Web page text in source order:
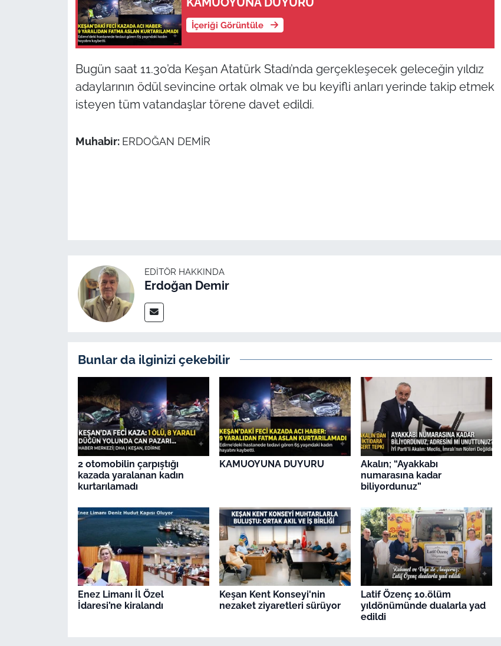
İçeriği Görüntüle
Bugün saat 11.30’da Keşan Atatürk Stadı’nda gerçekleşecek geleceğin yıldız
adaylarının ödül sevincine ortak olmak ve bu keyifli anları yerinde takip etmek
isteyen tüm vatandaşlar törene davet edildi.
Muhabir: ERDOĞAN DEMİR
EDITÖR HAKKINDA
Erdoğan Demir
Bunlar da ilginizi çekebilir
2 otomobilin çarpıştığı
kazada yaralanan kadın
kurtarılamadı
KAMUOYUNA DUYURU
Akalın; “Ayakkabı
numarasına kadar
biliyordunuz”
Enez Limanı İl Özel
İdaresi’ne kiralandı
Keşan Kent Konseyi'nin
nezaket ziyaretleri sürüyor
Latif Özenç 10.ölüm
yıldönümünde dualarla yad
edildi
Dış Haberler
İş Dünyası
Bilim Teknoloji